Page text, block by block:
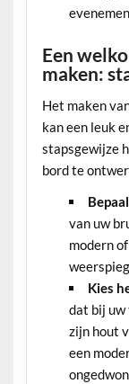
Een
maken:
Het maken
kan een leuk
stapsgewijze
bord te
van uw
modern
Kies
dat bij uw
zijn hout
een